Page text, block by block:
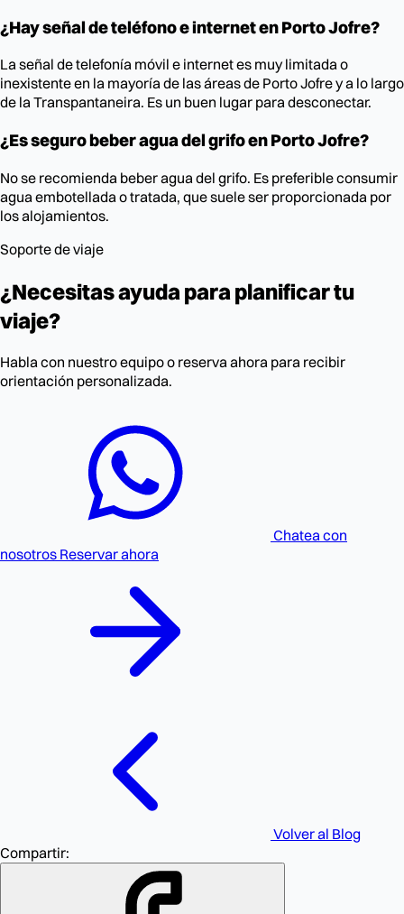
¿Hay señal de teléfono e internet en Porto Jofre?
La señal de telefonía móvil e internet es muy limitada o
inexistente en la mayoría de las áreas de Porto Jofre y a lo largo
de la Transpantaneira. Es un buen lugar para desconectar.
¿Es seguro beber agua del grifo en Porto Jofre?
No se recomienda beber agua del grifo. Es preferible consumir
agua embotellada o tratada, que suele ser proporcionada por
los alojamientos.
Soporte de viaje
¿Necesitas ayuda para planificar tu
viaje?
Habla con nuestro equipo o reserva ahora para recibir
orientación personalizada.
Chatea con
nosotros Reservar ahora
Volver al Blog
Compartir: